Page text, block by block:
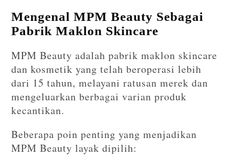
Mengenal MPM Beauty Sebagai
Pabrik Maklon Skincare
MPM Beauty adalah pabrik maklon skincare
dan kosmetik yang telah beroperasi lebih
dari 15 tahun, melayani ratusan merek dan
mengeluarkan berbagai varian produk
kecantikan.
Beberapa poin penting yang menjadikan
MPM Beauty layak dipilih: